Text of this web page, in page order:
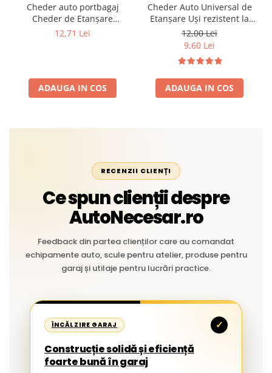
Cheder auto portbagaj
Cheder de Etanșare
Profesional din Cauciuc -
Liniar
12,71 Lei
ADAUGA IN COS
Cheder Auto Universal de
Etanșare Uși rezistent la
intemperii, raze UV,
îmbătrânire și temperaturi
extreme
12,00 Lei
9,60 Lei
ADAUGA IN COS
RECENZII CLIENȚI
Ce spun clienții despre
AutoNecesar.ro
Feedback din partea clienților care au comandat
echipamente auto, scule pentru atelier, produse pentru
garaj și utilaje pentru lucrări practice.
ÎNCĂLZIRE GARAJ ✓
Construcție solidă și eficiență
foarte bună în garaj